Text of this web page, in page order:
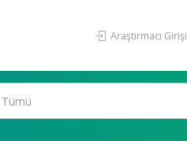
Araştırmacı Girişi